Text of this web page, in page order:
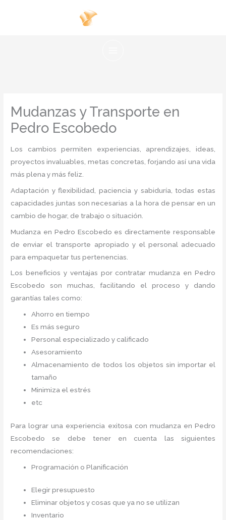
Mudanzas y Transporte en
Pedro Escobedo
Los cambios permiten experiencias, aprendizajes, ideas,
proyectos invaluables, metas concretas, forjando así una vida
más plena y más feliz.
Adaptación y flexibilidad, paciencia y sabiduría, todas estas
capacidades juntas son necesarias a la hora de pensar en un
cambio de hogar, de trabajo o situación.
Mudanza en Pedro Escobedo es directamente responsable
de enviar el transporte apropiado y el personal adecuado
para empaquetar tus pertenencias.
Los beneficios y ventajas por contratar mudanza en Pedro
Escobedo
son muchas, facilitando el proceso y dando
garantías tales como:
Ahorro en tiempo
Es más seguro
Personal especializado y calificado
Asesoramiento
Almacenamiento de todos los objetos sin importar el
tamaño
Minimiza el estrés
etc
Para lograr una experiencia exitosa con mudanza en Pedro
Escobedo
se debe tener en cuenta las siguientes
recomendaciones:
Programación o Planificación
Elegir presupuesto
Eliminar objetos y cosas que ya no se utilizan
Inventario